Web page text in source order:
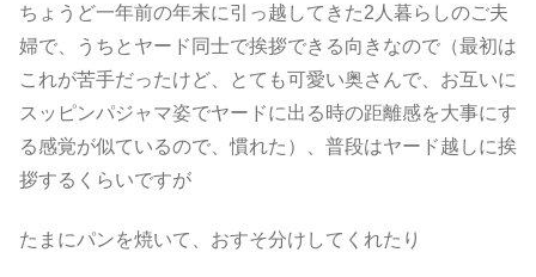
ちょうど一年前の年末に引っ越してきた2人暮らしのご夫
婦で、うちとヤード同士で挨拶できる向きなので（最初は
これが苦手だったけど、とても可愛い奥さんで、お互いに
スッピンパジャマ姿でヤードに出る時の距離感を大事にす
る感覚が似ているので、慣れた）、普段はヤード越しに挨
拶するくらいですが
たまにパンを焼いて、おすそ分けしてくれたり